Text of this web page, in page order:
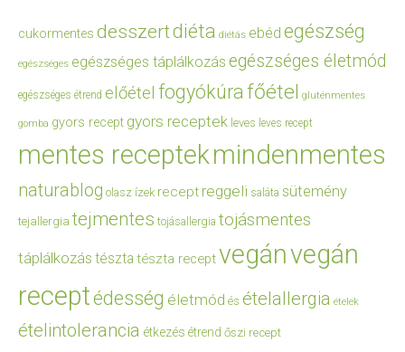
cukormentes desszertdiéta diétás ebéd egészség
egészséges egészséges táplálkozás egészséges életmód
egészséges étrend előétel fogyókúrafőétel gluténmentes
gomba gyors recept gyors receptek leves leves recept
mentes receptekmindenmentes
naturablog olasz ízek recept reggeli saláta sütemény
tejallergia tejmentes tojásallergia tojásmentes
táplálkozás tészta tészta receptvegánvegán
receptédesség életmód és ételallergia ételek
ételintolerancia étkezés étrend őszi recept